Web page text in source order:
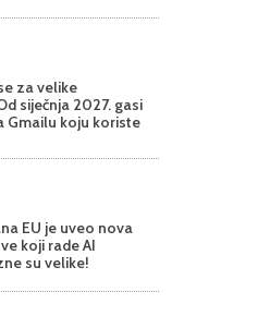
za velike
siječnja 2027. gasi
Gmailu koju koriste
EU je uveo nova
koji rade AI
su velike!